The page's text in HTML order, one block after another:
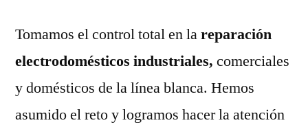
Tomamos el control total en lareparación
electrodomésticos industriales, comerciales
y domésticos de la línea blanca. Hemos
asumido el reto y logramos hacer la atención